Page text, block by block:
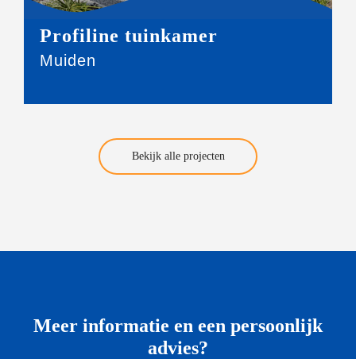
Profiline tuinkamer
Muiden
Bekijk alle projecten
Meer informatie en een persoonlijk
advies?